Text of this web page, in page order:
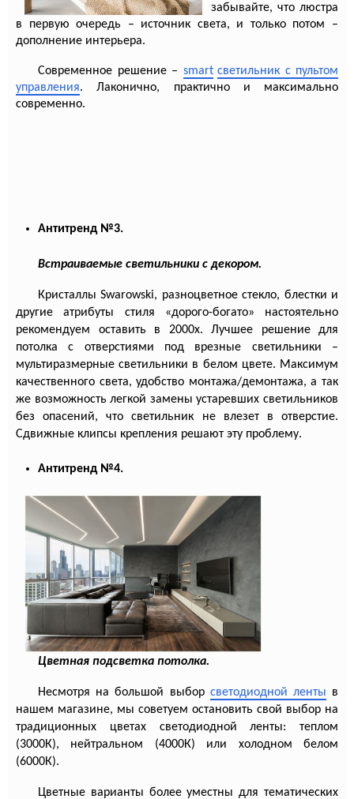
забывайте, что люстра
в первую очередь – источник света, и только потом –
дополнение интерьера.
Современное решение – smart светильник с пультом
управления. Лаконично, практично и максимально
современно.
Антитренд №3.
Встраиваемые светильники с декором.
КристаллыSwarowski, разноцветное стекло, блестки и
другие атрибуты стиля «дорого-богато» настоятельно
рекомендуем оставить в 2000х. Лучшее решение для
потолка с отверстиями под врезные светильники –
мультиразмерные светильники в белом цвете. Максимум
качественного света, удобство монтажа/демонтажа, а так
же возможность легкой замены устаревших светильников
без опасений, что светильник не влезет в отверстие.
Сдвижные клипсы крепления решают эту проблему.
Антитренд №4.
Цветная подсветка потолка.
Несмотря на большой выбор светодиодной ленты в
нашем магазине, мы советуем остановить свой выбор на
традиционных цветах светодиодной ленты: теплом
(3000К), нейтральном (4000К) или холодном белом
(6000К).
Цветные варианты более уместны для тематических